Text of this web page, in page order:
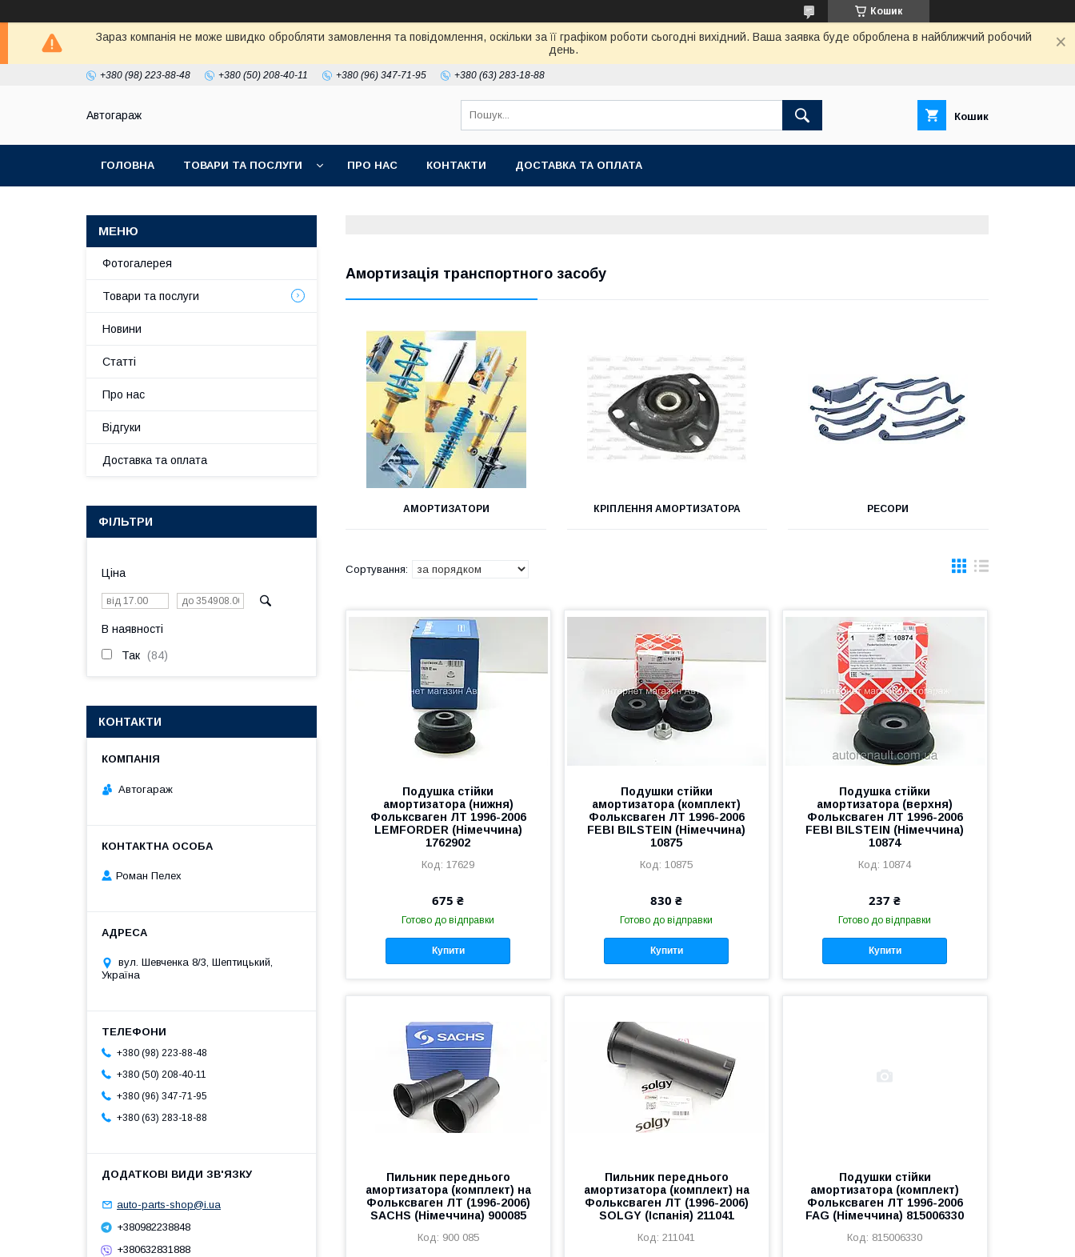
Кошик
Зараз компанія не може швидко обробляти замовлення та повідомлення, оскільки за її графіком роботи сьогодні вихідний. Ваша заявка буде оброблена в найближчий робочий
день.
+380 (98) 223-88-48 +380 (50) 208-40-11 +380 (96) 347-71-95 +380 (63) 283-18-88
Автогараж Кошик
ГОЛОВНА ТОВАРИ ТА ПОСЛУГИ ПРО НАС КОНТАКТИ ДОСТАВКА ТА ОПЛАТА
Амортизація транспортного засобу
АМОРТИЗАТОРИ КРІПЛЕННЯ АМОРТИЗАТОРА РЕСОРИ
Подушка стійки
амортизатора (нижня)
Фольксваген ЛТ 1996-2006
LEMFORDER (Німеччина)
1762902
17629
675 ₴
Готово до відправки
Купити
Подушки стійки
амортизатора (комплект)
Фольксваген ЛТ 1996-2006
FEBI BILSTEIN (Німеччина)
10875
10875
830 ₴
Готово до відправки
Купити
Подушка стійки
амортизатора (верхня)
Фольксваген ЛТ 1996-2006
FEBI BILSTEIN (Німеччина)
10874
10874
237 ₴
Готово до відправки
Купити
Пильник переднього
амортизатора (комплект) на
Фольксваген ЛТ (1996-2006)
SACHS (Німеччина) 900085
900 085
Пильник переднього
амортизатора (комплект) на
Фольксваген ЛТ (1996-2006)
SOLGY (Іспанія) 211041
211041
Подушки стійки
амортизатора (комплект)
Фольксваген ЛТ 1996-2006
FAG (Німеччина) 815006330
815006330
Фотогалерея
Товари та послуги
Новини
Статті
Про нас
Відгуки
Доставка та оплата
ФІЛЬТРИ
Ціна
В наявності
Так 84
КОНТАКТИ
Автогараж
Роман Пелех
вул. Шевченка 8/3, Шептицький,
Україна
+380 (98) 223-88-48
+380 (50) 208-40-11
+380 (96) 347-71-95
+380 (63) 283-18-88
auto-parts-shop@i.ua
+380982238848
+380632831888